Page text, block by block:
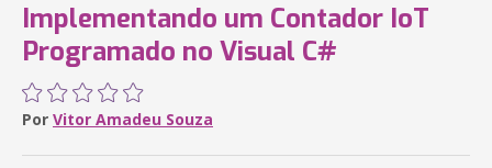
Implementando um Contador IoT
Programado no Visual C#
Por Vitor Amadeu Souza